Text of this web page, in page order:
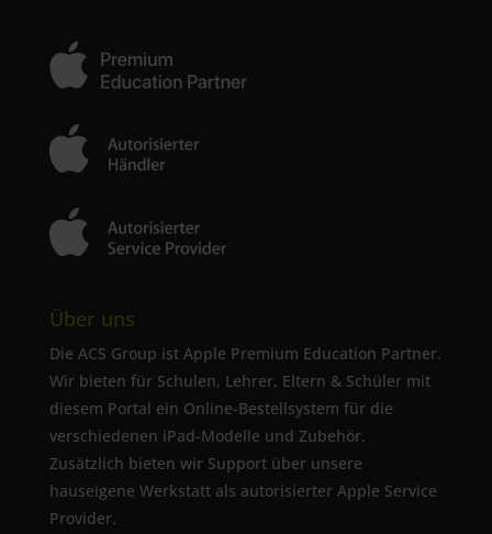
Über uns
Die ACS Group ist Apple Premium Education Partner.
Wir bieten für Schulen, Lehrer, Eltern & Schüler mit
diesem Portal ein Online-Bestellsystem für die
verschiedenen iPad-Modelle und Zubehör.
Zusätzlich bieten wir Support über unsere
hauseigene Werkstatt als autorisierter Apple Service
Provider.